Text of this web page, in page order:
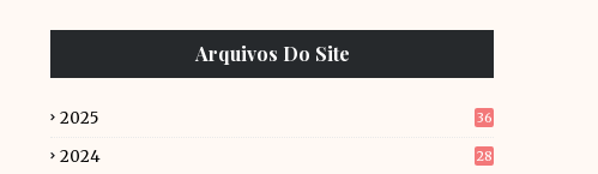
Arquivos Do Site
2025 36
2024 28